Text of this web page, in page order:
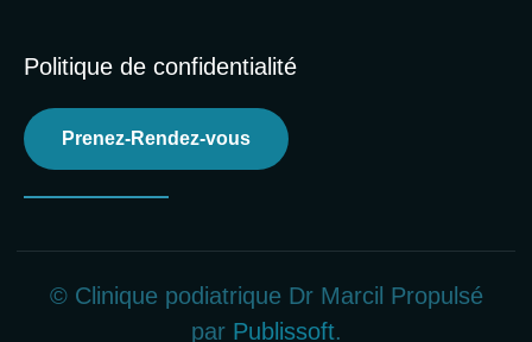
Politique de confidentialité
Prenez-Rendez-vous
© Clinique podiatrique Dr Marcil Propulsé
par Publissoft.